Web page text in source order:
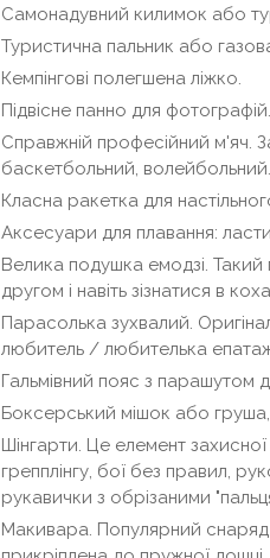
Самонадувний килимок або
Туристична пальник або
Кемпінгові полегшена ліжко.
Підвісне панно для фотографій.
Справжній професійний м'яч.
баскетбольний, волейбольний.
Класна ракетка для
Аксесуари для плавання:
Велика подушка емодзі.
другом і навіть зізнатися в
Парасолька зухвалий.
любитель / любителька
Гальмівний пояс з парашутом
Боксерський мішок або
Шінгарти. Це елемент
грепплінгу, бої без правил,
рукавички з обрізаними
Макивара. Популярний снаряд